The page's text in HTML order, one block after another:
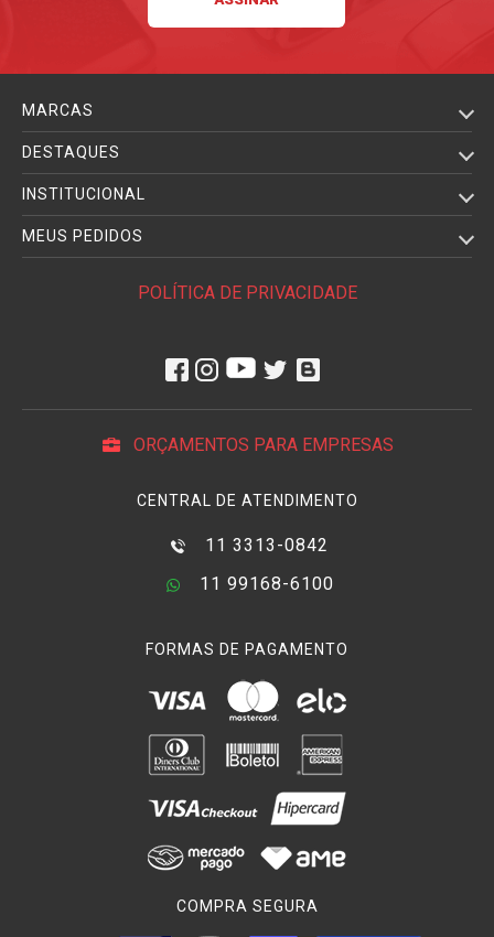
MARCAS
DESTAQUES
INSTITUCIONAL
MEUS PEDIDOS
POLÍTICA DE PRIVACIDADE
ORÇAMENTOS PARA EMPRESAS
CENTRAL DE ATENDIMENTO
11 3313-0842
11 99168-6100
FORMAS DE PAGAMENTO
COMPRA SEGURA